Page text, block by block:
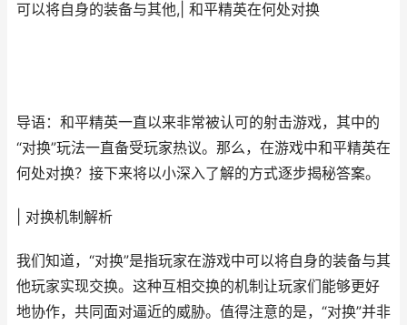
可以将自身的装备与其他,| 和平精英在何处对换
导语：和平精英一直以来非常被认可的射击游戏，其中的
“对换”玩法一直备受玩家热议。那么，在游戏中和平精英在
何处对换？接下来将以小深入了解的方式逐步揭秘答案。
| 对换机制解析
我们知道，“对换”是指玩家在游戏中可以将自身的装备与其
他玩家实现交换。这种互相交换的机制让玩家们能够更好
地协作，共同面对逼近的威胁。值得注意的是，“对换”并非